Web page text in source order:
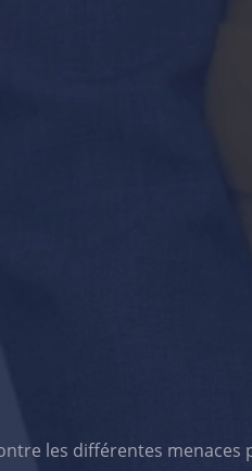
les différentes menaces